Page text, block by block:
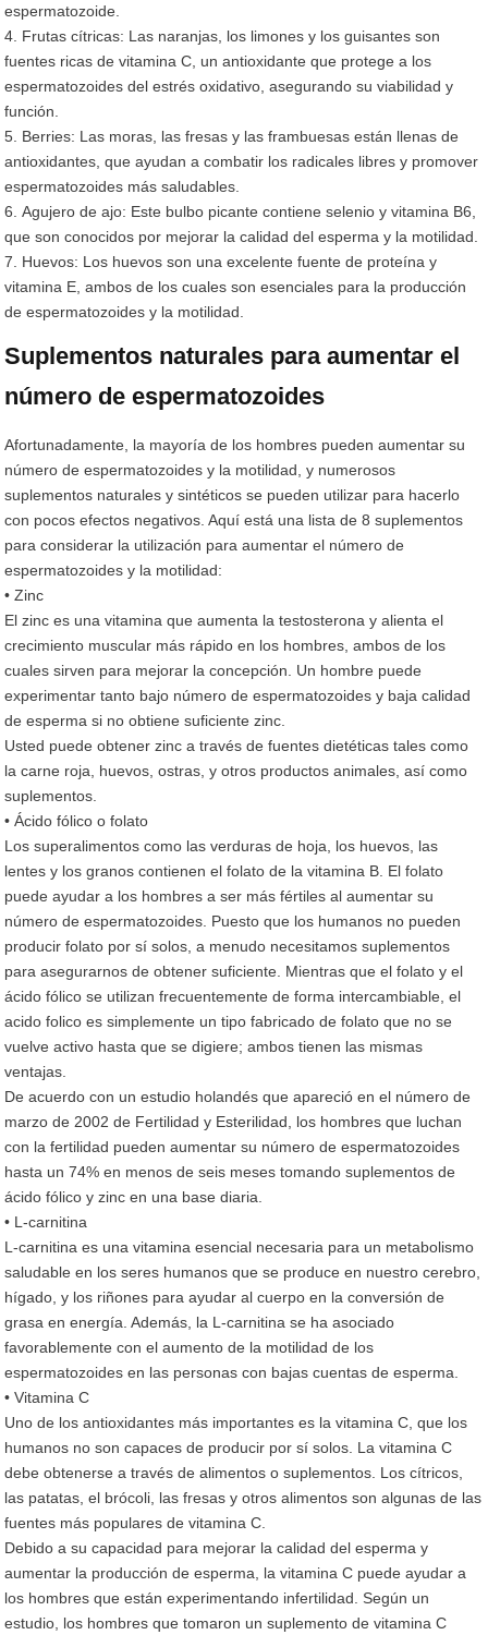
espermatozoide.
4. Frutas cítricas: Las naranjas, los limones y los guisantes son
fuentes ricas de vitamina C, un antioxidante que protege a los
espermatozoides del estrés oxidativo, asegurando su viabilidad y
función.
5. Berries: Las moras, las fresas y las frambuesas están llenas de
antioxidantes, que ayudan a combatir los radicales libres y promover
espermatozoides más saludables.
6. Agujero de ajo: Este bulbo picante contiene selenio y vitamina B6,
que son conocidos por mejorar la calidad del esperma y la motilidad.
7. Huevos: Los huevos son una excelente fuente de proteína y
vitamina E, ambos de los cuales son esenciales para la producción
de espermatozoides y la motilidad.
Suplementos naturales para aumentar el
número de espermatozoides
Afortunadamente, la mayoría de los hombres pueden aumentar su
número de espermatozoides y la motilidad, y numerosos
suplementos naturales y sintéticos se pueden utilizar para hacerlo
con pocos efectos negativos. Aquí está una lista de 8 suplementos
para considerar la utilización para aumentar el número de
espermatozoides y la motilidad:
• Zinc
El zinc es una vitamina que aumenta la testosterona y alienta el
crecimiento muscular más rápido en los hombres, ambos de los
cuales sirven para mejorar la concepción. Un hombre puede
experimentar tanto bajo número de espermatozoides y baja calidad
de esperma si no obtiene suficiente zinc.
Usted puede obtener zinc a través de fuentes dietéticas tales como
la carne roja, huevos, ostras, y otros productos animales, así como
suplementos.
• Ácido fólico o folato
Los superalimentos como las verduras de hoja, los huevos, las
lentes y los granos contienen el folato de la vitamina B. El folato
puede ayudar a los hombres a ser más fértiles al aumentar su
número de espermatozoides. Puesto que los humanos no pueden
producir folato por sí solos, a menudo necesitamos suplementos
para asegurarnos de obtener suficiente. Mientras que el folato y el
ácido fólico se utilizan frecuentemente de forma intercambiable, el
acido folico es simplemente un tipo fabricado de folato que no se
vuelve activo hasta que se digiere; ambos tienen las mismas
ventajas.
De acuerdo con un estudio holandés que apareció en el número de
marzo de 2002 de Fertilidad y Esterilidad, los hombres que luchan
con la fertilidad pueden aumentar su número de espermatozoides
hasta un 74% en menos de seis meses tomando suplementos de
ácido fólico y zinc en una base diaria.
• L-carnitina
L-carnitina es una vitamina esencial necesaria para un metabolismo
saludable en los seres humanos que se produce en nuestro cerebro,
hígado, y los riñones para ayudar al cuerpo en la conversión de
grasa en energía. Además, la L-carnitina se ha asociado
favorablemente con el aumento de la motilidad de los
espermatozoides en las personas con bajas cuentas de esperma.
• Vitamina C
Uno de los antioxidantes más importantes es la vitamina C, que los
humanos no son capaces de producir por sí solos. La vitamina C
debe obtenerse a través de alimentos o suplementos. Los cítricos,
las patatas, el brócoli, las fresas y otros alimentos son algunas de las
fuentes más populares de vitamina C.
Debido a su capacidad para mejorar la calidad del esperma y
aumentar la producción de esperma, la vitamina C puede ayudar a
los hombres que están experimentando infertilidad. Según un
estudio, los hombres que tomaron un suplemento de vitamina C